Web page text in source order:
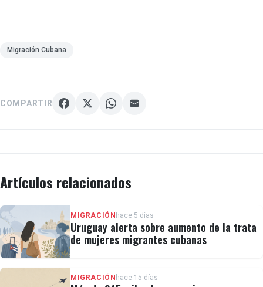
Migración Cubana
COMPARTIR
Artículos relacionados
MIGRACIÓN hace 5 días
Uruguay alerta sobre aumento de la trata
de mujeres migrantes cubanas
MIGRACIÓN hace 15 días